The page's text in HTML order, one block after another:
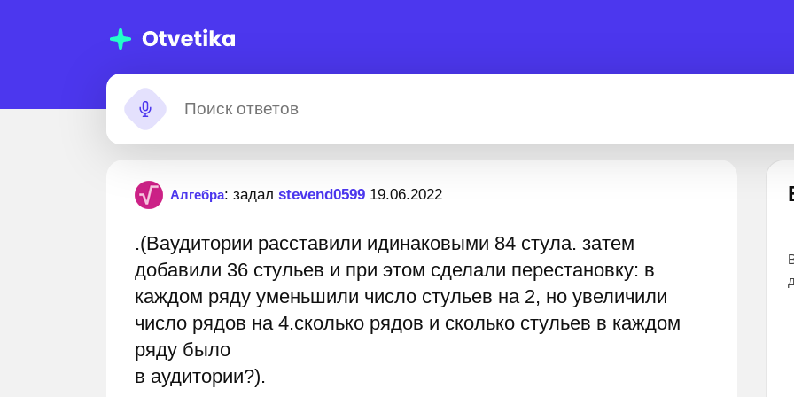
Алгебра: задал stevend0599 19.06.2022
.(Ваудитории расставили идинаковыми 84 стула. затем
добавили 36 стульев и при этом сделали перестановку: в
каждом ряду уменьшили число стульев на 2, но увеличили
число рядов на 4.сколько рядов и сколько стульев в каждом
ряду было
в аудитории?).
000+ пошаговых ответов
Застрял?
Лучшие эксперты готовы помочь 24 часа
Все эксперты прошли тщательный отбор и
дают наиболее точные и понятные ответы